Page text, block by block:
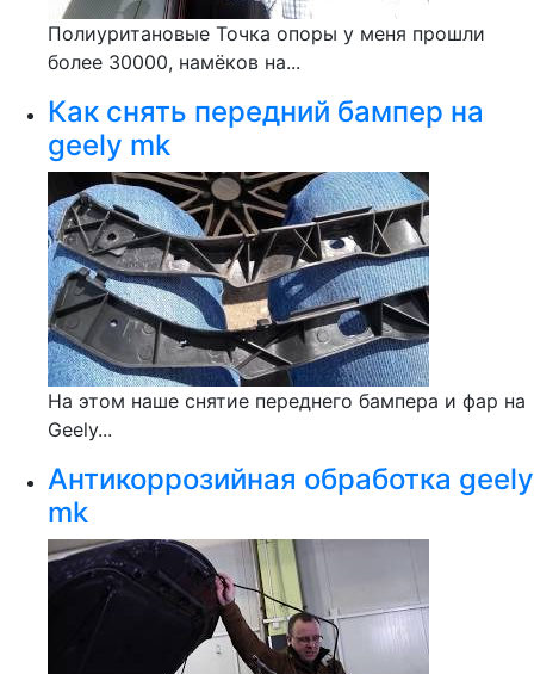
Полиуритановые Точка опоры у меня прошли
более 30000, намёков на...
Как снять передний бампер на
geely mk
На этом наше снятие переднего бампера и фар на
Geely...
Антикоррозийная обработка geely
mk